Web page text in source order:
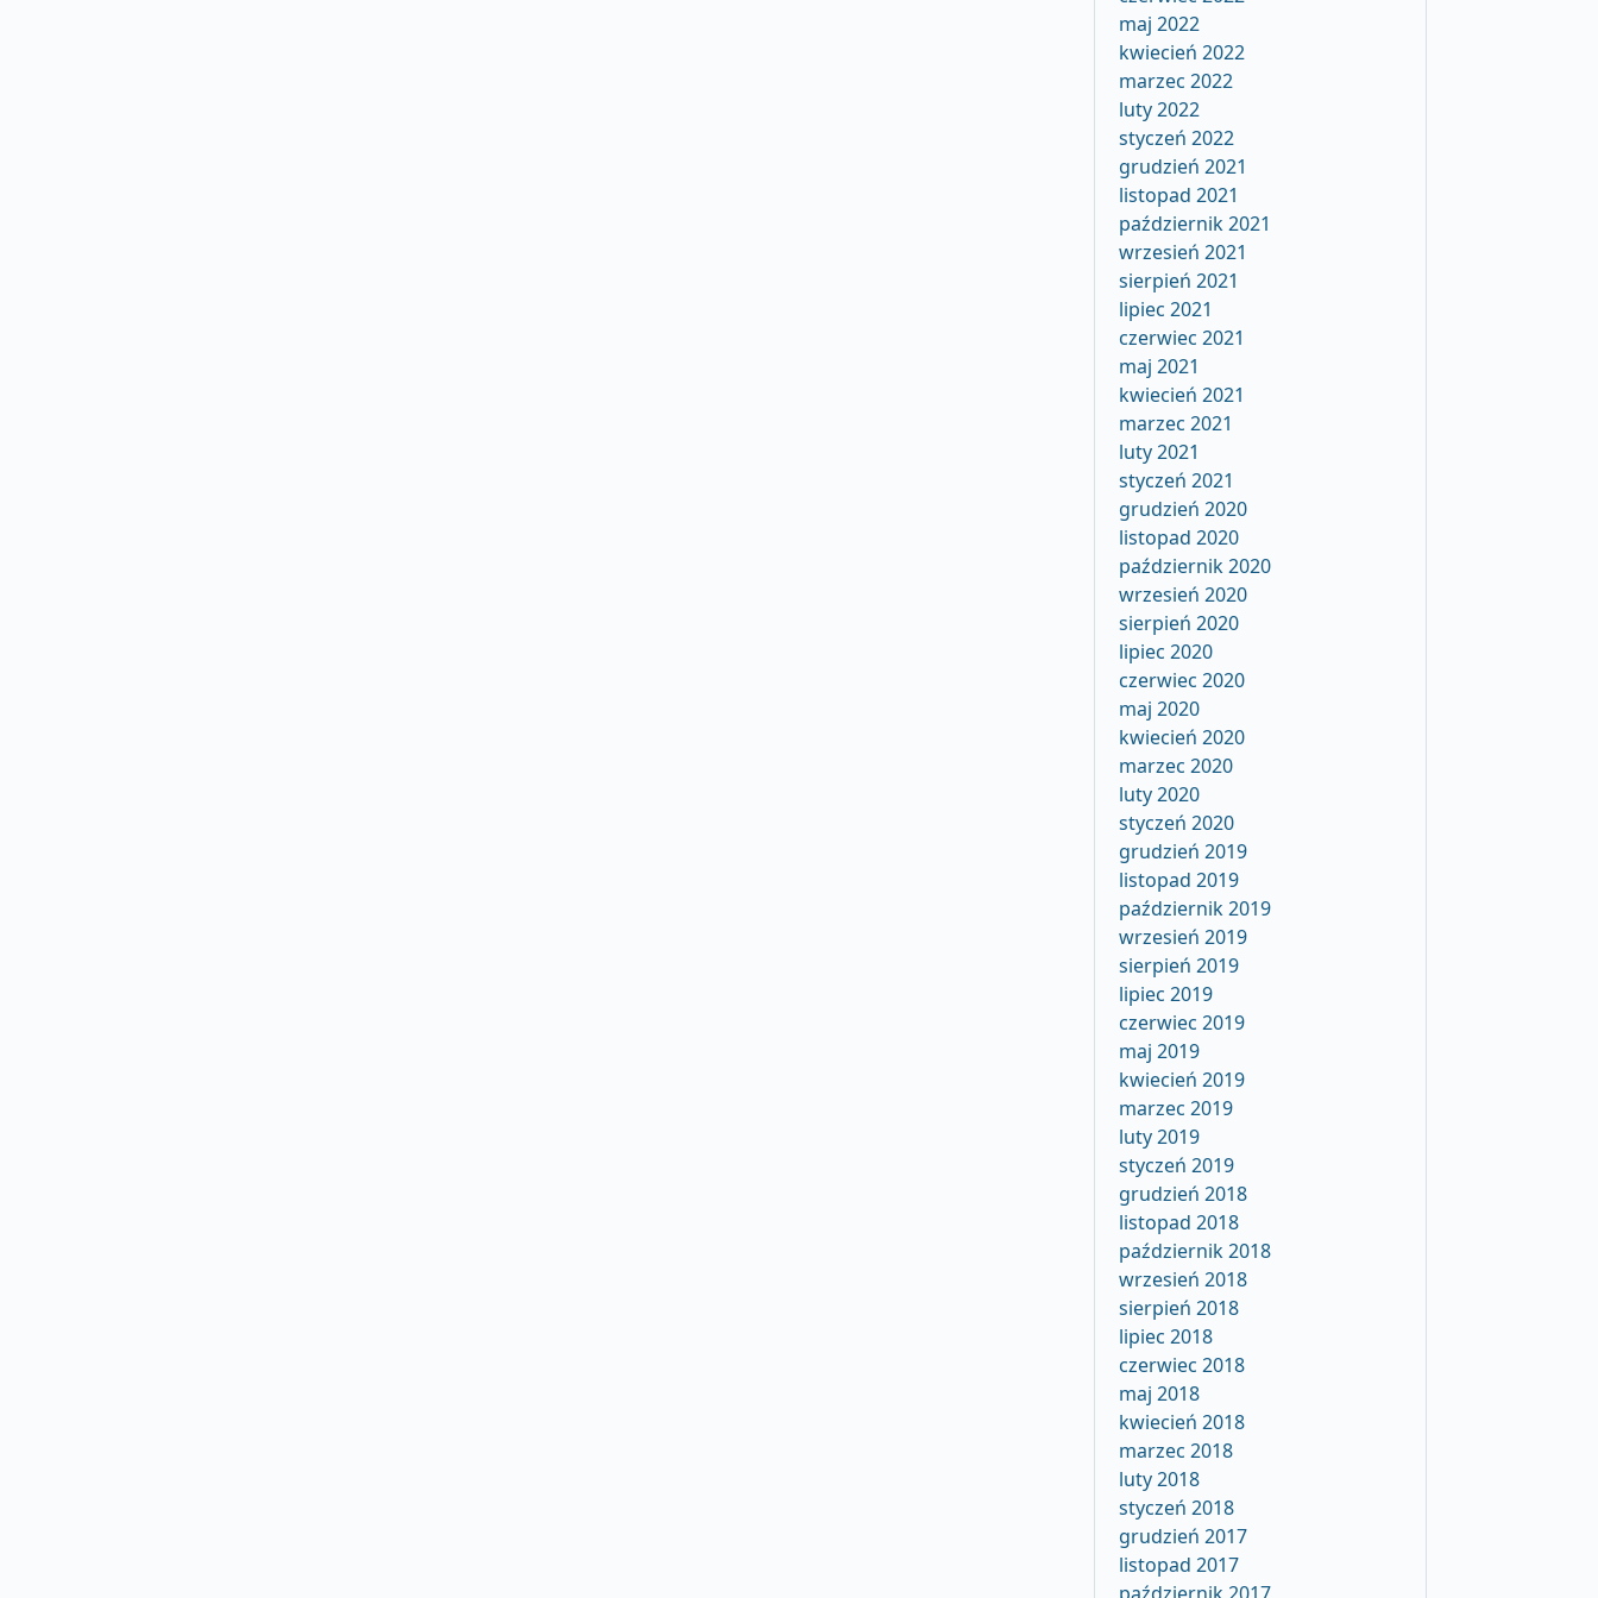
maj 2022
kwiecień 2022
marzec 2022
luty 2022
styczeń 2022
grudzień 2021
listopad 2021
październik 2021
wrzesień 2021
sierpień 2021
lipiec 2021
czerwiec 2021
maj 2021
kwiecień 2021
marzec 2021
luty 2021
styczeń 2021
grudzień 2020
listopad 2020
październik 2020
wrzesień 2020
sierpień 2020
lipiec 2020
czerwiec 2020
maj 2020
kwiecień 2020
marzec 2020
luty 2020
styczeń 2020
grudzień 2019
listopad 2019
październik 2019
wrzesień 2019
sierpień 2019
lipiec 2019
czerwiec 2019
maj 2019
kwiecień 2019
marzec 2019
luty 2019
styczeń 2019
grudzień 2018
listopad 2018
październik 2018
wrzesień 2018
sierpień 2018
lipiec 2018
czerwiec 2018
maj 2018
kwiecień 2018
marzec 2018
luty 2018
styczeń 2018
grudzień 2017
listopad 2017